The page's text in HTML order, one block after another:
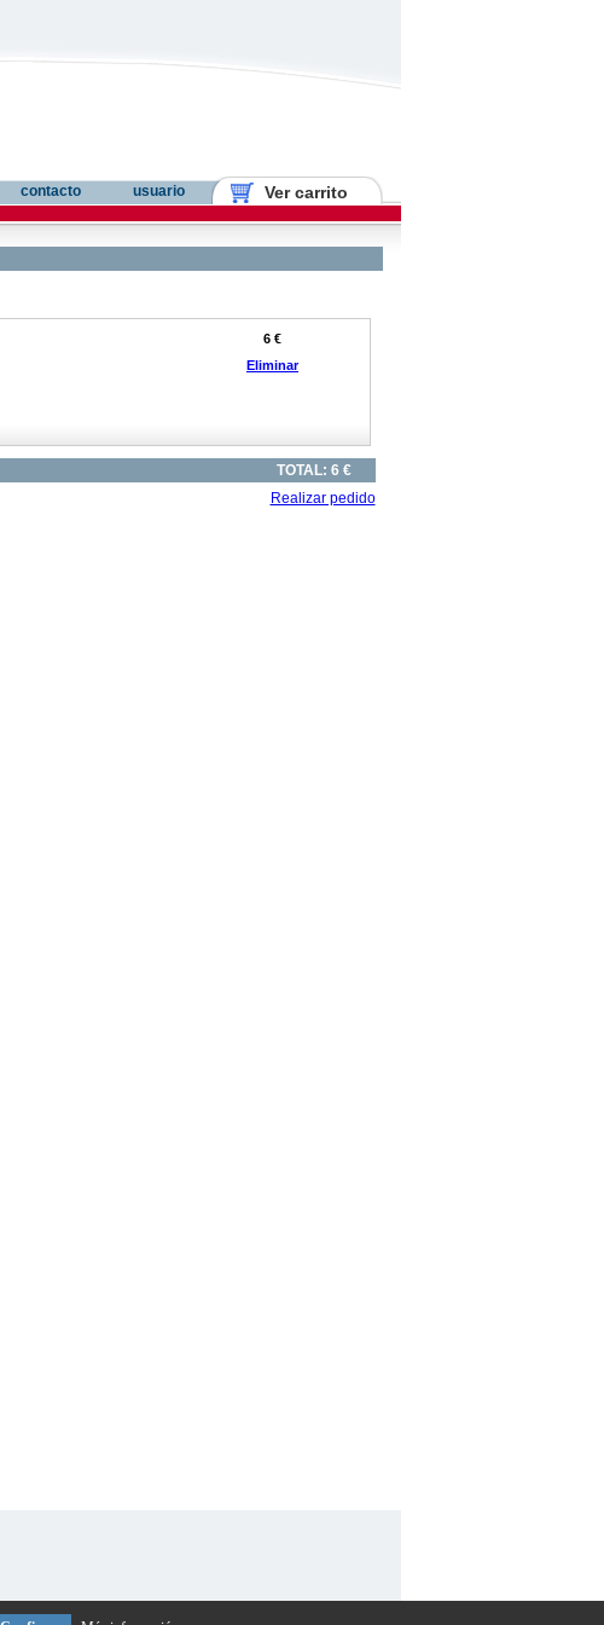
contacto usuario Ver carrito
6 €
Eliminar
TOTAL: 6 €
Realizar pedido